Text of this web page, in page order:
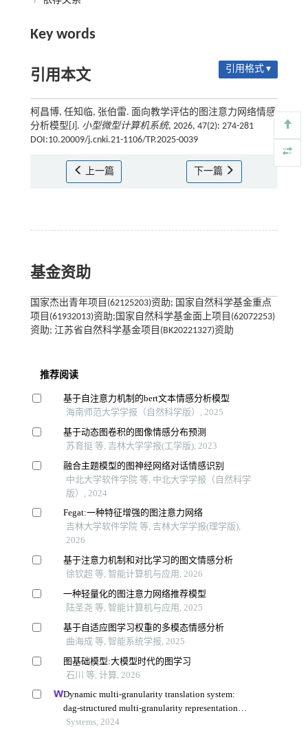
Key words
引用本文 引用格式 ▾
柯昌博, 任知临, 张伯雷. 面向教学评估的图注意力网络情感
分析模型[J]. 小型微型计算机系统, 2026, 47(2): 274-281
DOI:10.20009/j.cnki.21-1106/TP.2025-0039
上一篇 下一篇
基金资助
国家杰出青年项目(62125203)资助; 国家自然科学基金重点
项目(61932013)资助;国家自然科学基金面上项目(62072253)
资助; 江苏省自然科学基金项目(BK20221327)资助